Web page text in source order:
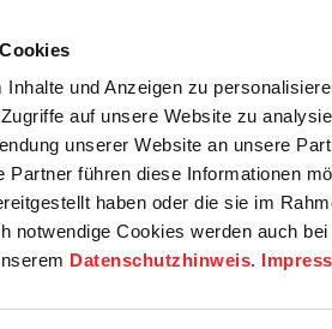
und Anzeigen zu
auf unsere Website zu
unserer Website an unsere
Partner führen diese Informationen
haben oder die sie im
notwendige Cookies werden auch
Datenschutzhinweis.
Wirtschaft / Wohnen Bildung /